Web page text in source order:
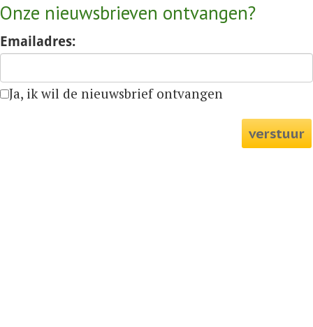
Onze nieuwsbrieven ontvangen?
Emailadres:
Ja, ik wil de nieuwsbrief ontvangen
verstuur